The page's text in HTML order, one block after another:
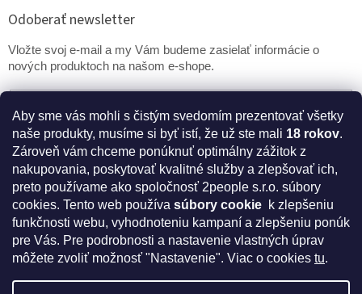
Aby sme vás mohli s čistým svedomím prezentovať všetky
naše produkty, musíme si byť istí, že už ste mali 18 rokov.
Zároveň vám chceme ponúknuť optimálny zážitok z
nakupovania, poskytovať kvalitné služby a zlepšovať ich,
preto používame ako spoločnosť 2people s.r.o. súbory
cookies. Tento web používa súbory cookie k zlepšeniu
funkčnosti webu, vyhodnoteniu kampaní a zlepšeniu ponúk
pre Vás. Pre podrobnosti a nastavenie vlastných úprav
môžete zvoliť možnosť "Nastavenie". Viac o cookies tu.
Odoberať newsletter
Vložte svoj e-mail a my Vám budeme zasielať informácie o
nových produktoch na našom e-shope.
PRIHLÁSIŤ SA
* Disclaimer: Bezpečnostné prehlásenie k výživovým
doplnkom a kozmetike